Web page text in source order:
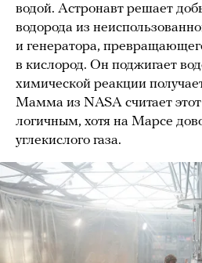
водой. Астронавт решает
водорода из
и генератора,
в кислород. Он поджигает
химической реакции
Мамма из NASA считает
логичным, хотя на Марсе
углекислого газа.